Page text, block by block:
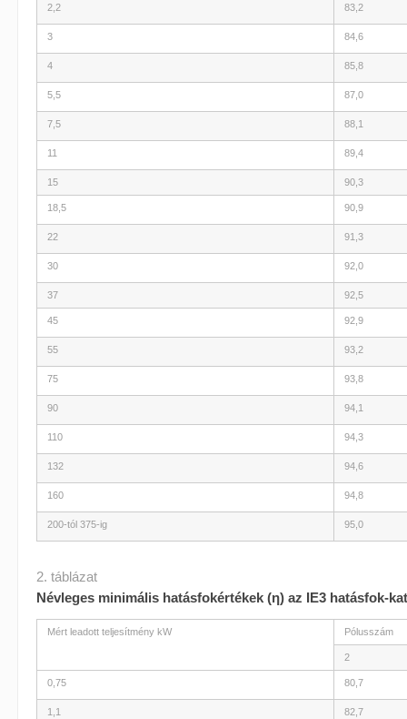
2,2 83,2
3 84,6
4 85,8
5,5 87,0
7,5 88,1
11 89,4
15 90,3
18,5 90,9
22 91,3
30 92,0
37 92,5
45 92,9
55 93,2
75 93,8
90 94,1
110 94,3
132 94,6
160 94,8
200-tól 375-ig 95,0
2. táblázat
Névleges minimális hatásfokértékek (η) az IE3 hatásfok-
Mért leadott teljesítmény kW Pólusszám
2
0,75 80,7
1,1 82,7